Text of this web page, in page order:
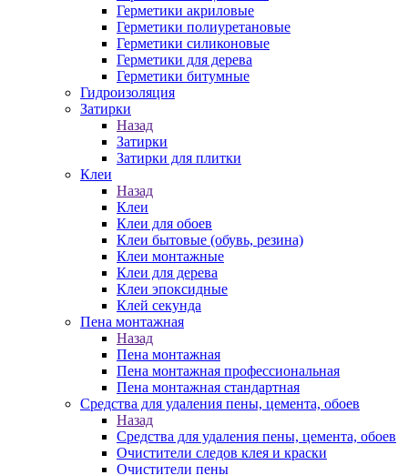
Герметики акриловые
Герметики полиуретановые
Герметики силиконовые
Герметики для дерева
Герметики битумные
Гидроизоляция
Затирки
Назад
Затирки
Затирки для плитки
Клеи
Назад
Клеи
Клеи для обоев
Клеи бытовые (обувь, резина)
Клеи монтажные
Клеи для дерева
Клеи эпоксидные
Клей секунда
Пена монтажная
Назад
Пена монтажная
Пена монтажная профессиональная
Пена монтажная стандартная
Средства для удаления пены, цемента, обоев
Назад
Средства для удаления пены, цемента, обоев
Очистители следов клея и краски
Очистители пены